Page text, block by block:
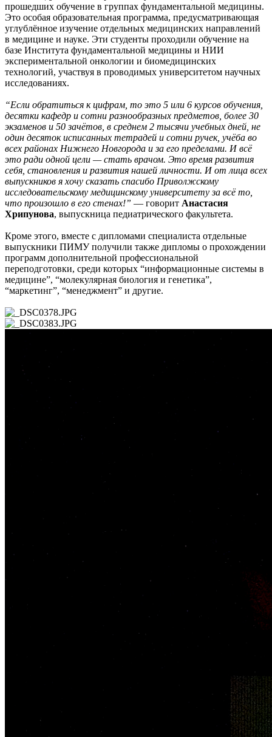
прошедших обучение в группах фундаментальной медицины.
Это особая образовательная программа, предусматривающая
углублённое изучение отдельных медицинских направлений
в медицине и науке. Эти студенты проходили обучение на
базе Института фундаментальной медицины и НИИ
экспериментальной онкологии и биомедицинских
технологий, участвуя в проводимых университетом научных
исследованиях.
“Если обратиться к цифрам, то это 5 или 6 курсов обучения,
десятки кафедр и сотни разнообразных предметов, более 30
экзаменов и 50 зачётов, в среднем 2 тысячи учебных дней, не
один десяток исписанных тетрадей и сотни ручек, учёба во
всех районах Нижнего Новгорода и за его пределами. И всё
это ради одной цели — стать врачом. Это время развития
себя, становления и развития нашей личности. И от лица всех
выпускников я хочу сказать спасибо Приволжскому
исследовательскому медицинскому университету за всё то,
что произошло в его стенах!” — говорит Анастасия
Хрипунова, выпускница педиатрического факультета.
Кроме этого, вместе с дипломами специалиста отдельные
выпускники ПИМУ получили также дипломы о прохождении
программ дополнительной профессиональной
переподготовки, среди которых “информационные системы в
медицине”, “молекулярная биология и генетика”,
“маркетинг”, “менеджмент” и другие.